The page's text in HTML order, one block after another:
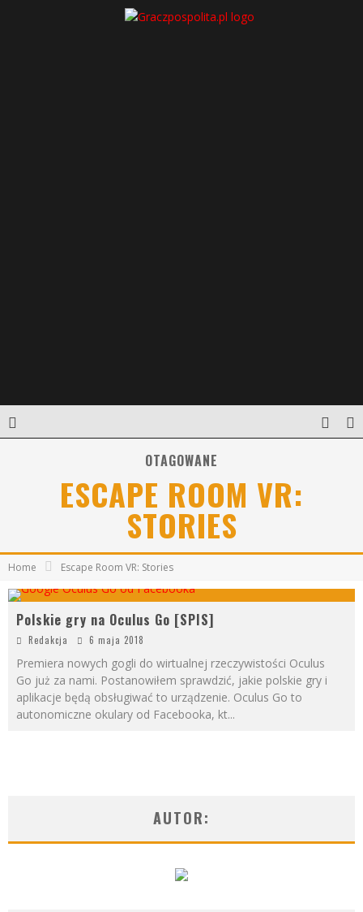
OTAGOWANE
ESCAPE ROOM VR:
STORIES
Home Escape Room VR: Stories
Polskie gry na Oculus Go [SPIS]
Redakcja 6 maja 2018
Premiera nowych gogli do wirtualnej rzeczywistości Oculus
Go już za nami. Postanowiłem sprawdzić, jakie polskie gry i
aplikacje będą obsługiwać to urządzenie. Oculus Go to
autonomiczne okulary od Facebooka, kt...
AUTOR: